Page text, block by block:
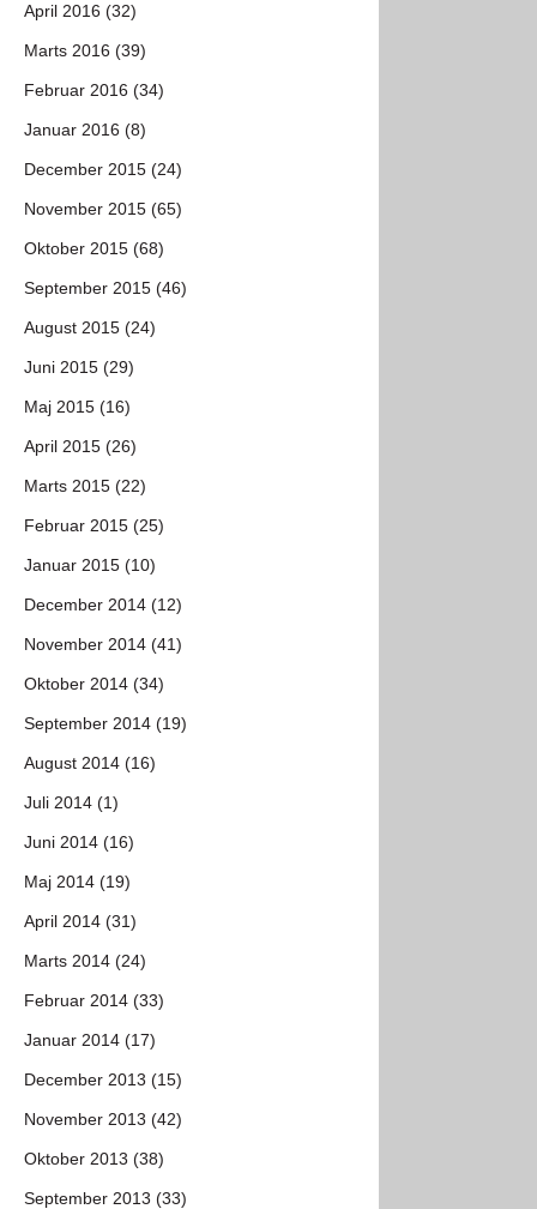
April 2016 (32)
Marts 2016 (39)
Februar 2016 (34)
Januar 2016 (8)
December 2015 (24)
November 2015 (65)
Oktober 2015 (68)
September 2015 (46)
August 2015 (24)
Juni 2015 (29)
Maj 2015 (16)
April 2015 (26)
Marts 2015 (22)
Februar 2015 (25)
Januar 2015 (10)
December 2014 (12)
November 2014 (41)
Oktober 2014 (34)
September 2014 (19)
August 2014 (16)
Juli 2014 (1)
Juni 2014 (16)
Maj 2014 (19)
April 2014 (31)
Marts 2014 (24)
Februar 2014 (33)
Januar 2014 (17)
December 2013 (15)
November 2013 (42)
Oktober 2013 (38)
September 2013 (33)